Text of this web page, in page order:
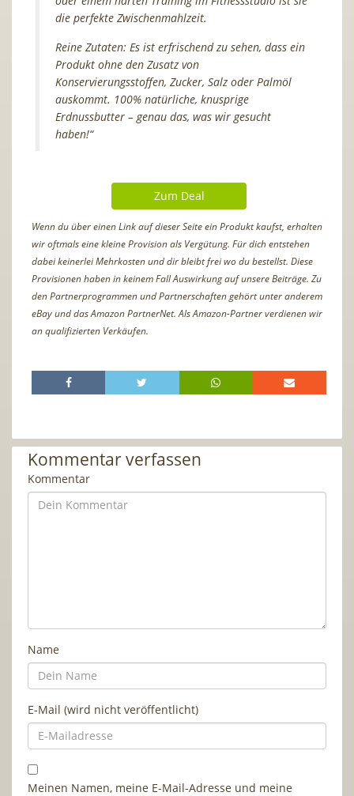
die perfekte Zwischenmahlzeit.
Reine Zutaten: Es ist erfrischend zu sehen, dass ein
Produkt ohne den Zusatz von
Konservierungsstoffen, Zucker, Salz oder Palmöl
auskommt. 100% natürliche, knusprige
Erdnussbutter – genau das, was wir gesucht
haben!“
Zum Deal
Wenn du über einen Link auf dieser Seite ein Produkt kaufst, erhalten
wir oftmals eine kleine Provision als Vergütung. Für dich entstehen
dabei keinerlei Mehrkosten und dir bleibt frei wo du bestellst. Diese
Provisionen haben in keinem Fall Auswirkung auf unsere Beiträge. Zu
den Partnerprogrammen und Partnerschaften gehört unter anderem
eBay und das Amazon PartnerNet. Als Amazon-Partner verdienen wir
an qualifizierten Verkäufen.
Kommentar verfassen
Kommentar
Name
E-Mail (wird nicht veröffentlicht)
Meinen Namen, meine E-Mail-Adresse und meine